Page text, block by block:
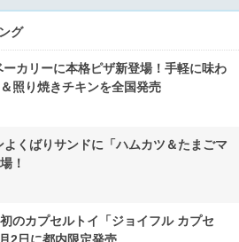
グ
カリーに本格ピザ新登場！手軽に味わ
照り焼きチキンを全国発売
よくばりサンドに「ハムカツ＆たまごマ
！
のカプセルトイ「ジョイフル カプセ